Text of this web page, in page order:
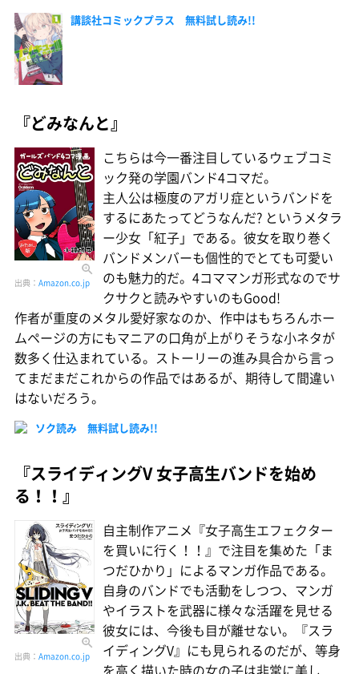
講談社コミックプラス 無料試し読み!!
『どみなんと』
出典： Amazon.co.jp
こちらは今一番注目しているウェブコミ
ック発の学園バンド4コマだ。
主人公は極度のアガリ症というバンドを
するにあたってどうなんだ? というメタラ
ー少女「紅子」である。彼女を取り巻く
バンドメンバーも個性的でとても可愛い
のも魅力的だ。4コママンガ形式なのでサ
クサクと読みやすいのもGood!
作者が重度のメタル愛好家なのか、作中はもちろんホー
ムページの方にもマニアの口角が上がりそうな小ネタが
数多く仕込まれている。ストーリーの進み具合から言っ
てまだまだこれからの作品ではあるが、期待して間違い
はないだろう。
ソク読み 無料試し読み!!
『スライディングV 女子高生バンドを始め
る！！』
出典： Amazon.co.jp
自主制作アニメ『女子高生エフェクター
を買いに行く！！』で注目を集めた「ま
つだひかり」によるマンガ作品である。
自身のバンドでも活動をしつつ、マンガ
やイラストを武器に様々な活躍を見せる
彼女には、今後も目が離せない。『スラ
イディングV』にも見られるのだが、等身
を高く描いた時の女の子は非常に美し